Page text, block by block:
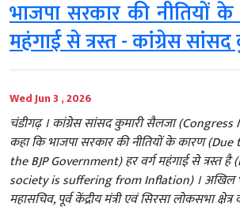
भाजपा सरकार की नीतियों
महंगाई से त्रस्त - कांग्रेस
Wed Jun 3 , 2026
चंडीगढ़ । कांग्रेस सांसद कुमारी सैलजा
कहा कि भाजपा सरकार की नीतियों के कारण
the BJP Government) हर वर्ग महंगाई से त्रस्त
society is suffering from Inflation) । अखिल
महासचिव, पूर्व केंद्रीय मंत्री एवं सिरसा लोकसभा